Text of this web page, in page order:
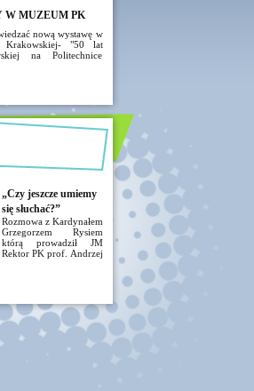
W MUZEUM PK
nową wystawę w
Krakowskiej- "50 lat
na Politechnice
„Czy jeszcze umiemy
się słuchać?”
Rozmowa z Kardynałem
Grzegorzem Rysiem
którą prowadził JM
Rektor PK prof. Andrzej